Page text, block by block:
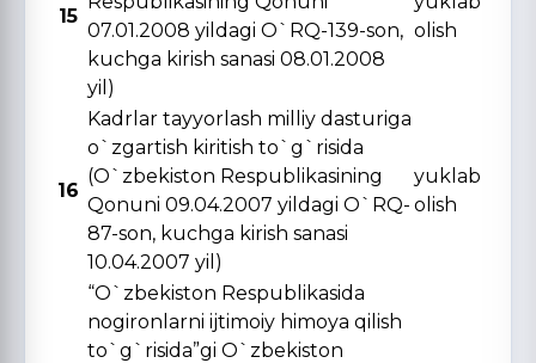
15
07.01.2008 yildagi O`RQ-139-son,
kuchga kirish sanasi 08.01.2008
yil)
olish
16
Kadrlar tayyorlash milliy dasturiga
o`zgartish kiritish to`g`risida
(O`zbekiston Respublikasining
Qonuni 09.04.2007 yildagi O`RQ-
87-son, kuchga kirish sanasi
10.04.2007 yil)
yuklab
olish
“O`zbekiston Respublikasida
nogironlarni ijtimoiy himoya qilish
to`g`risida”gi O`zbekiston